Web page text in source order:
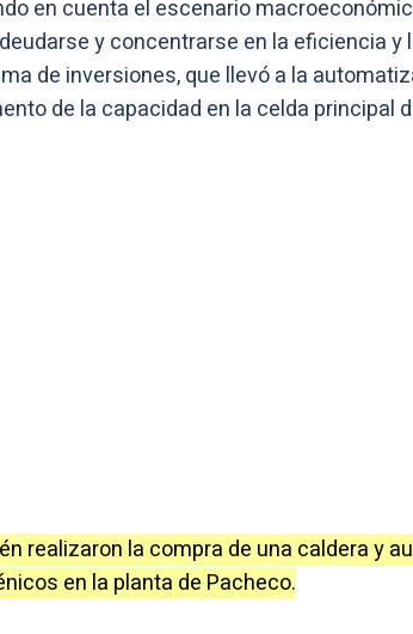
en cuenta el escenario
y concentrarse en la eficiencia y
de inversiones, que llevó a la
de la capacidad en la celda principal
realizaron la compra de una caldera y
en la planta de Pacheco.